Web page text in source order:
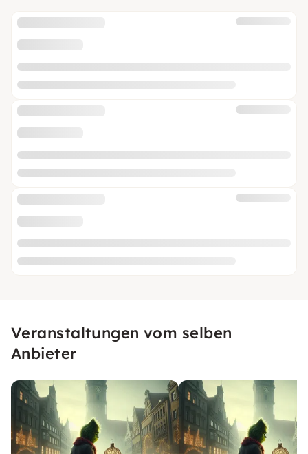
Veranstaltungen vom selben
Anbieter